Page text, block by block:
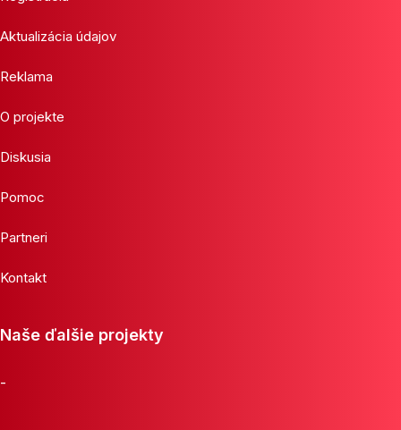
Aktualizácia údajov
Reklama
O projekte
Diskusia
Pomoc
Partneri
Kontakt
Naše ďalšie projekty
-